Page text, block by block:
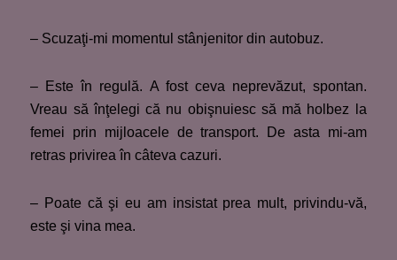
– Scuzaţi-mi momentul stânjenitor din autobuz.
– Este în regulă. A fost ceva neprevăzut, spontan.
Vreau să înţelegi că nu obişnuiesc să mă holbez la
femei prin mijloacele de transport. De asta mi-am
retras privirea în câteva cazuri.
– Poate că şi eu am insistat prea mult, privindu-vă,
este şi vina mea.